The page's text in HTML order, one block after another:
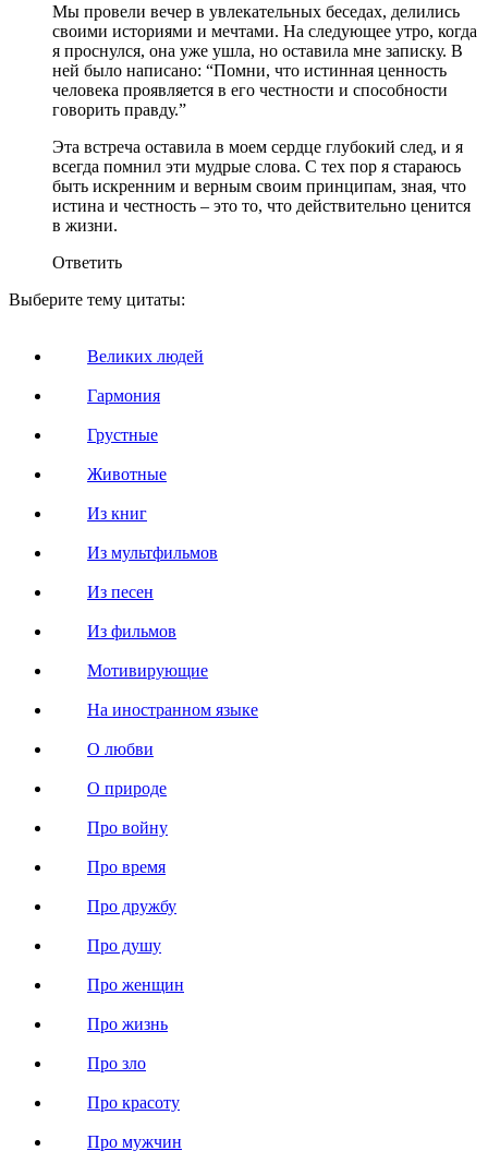
Мы провели вечер в увлекательных беседах, делились
своими историями и мечтами. На следующее утро, когда
я проснулся, она уже ушла, но оставила мне записку. В
ней было написано: “Помни, что истинная ценность
человека проявляется в его честности и способности
говорить правду.”
Эта встреча оставила в моем сердце глубокий след, и я
всегда помнил эти мудрые слова. С тех пор я стараюсь
быть искренним и верным своим принципам, зная, что
истина и честность – это то, что действительно ценится
в жизни.
Ответить
Выберите тему цитаты:
Великих людей
Гармония
Грустные
Животные
Из книг
Из мультфильмов
Из песен
Из фильмов
Мотивирующие
На иностранном языке
О любви
О природе
Про войну
Про время
Про дружбу
Про душу
Про женщин
Про жизнь
Про зло
Про красоту
Про мужчин